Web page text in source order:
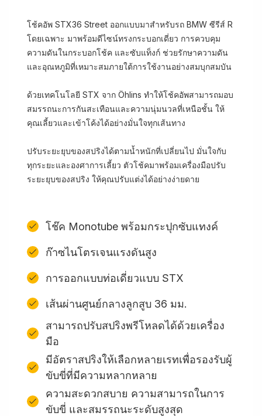
โช้คอัพ STX36 Street ออกแบบมาสำหรับรถ BMW ซีรีส์ R
โดยเฉพาะ มาพร้อมดีไซน์ทรงกระบอกเดี่ยว การควบคุม
ความดันในกระบอกโช้ค และซับแท็งก์ ช่วยรักษาความดัน
และอุณหภูมิที่เหมาะสมภายใต้การใช้งานอย่างสมบุกสมบัน
ด้วยเทคโนโลยี STX จาก Öhlins ทำให้โช้คอัพสามารถมอบ
สมรรถนะการกันสะเทือนและความนุ่มนวลที่เหนือชั้น ให้
คุณเลี้ยวและเข้าโค้งได้อย่างมั่นใจทุกเส้นทาง
ปรับระยะยุบของสปริงได้ตามน้ำหนักที่เปลี่ยนไป มั่นใจกับ
ทุกระยะและองศาการเลี้ยว ตัวโช้คมาพร้อมเครื่องมือปรับ
ระยะยุบของสปริง ให้คุณปรับแต่งได้อย่างง่ายดาย
โช๊ค Monotube พร้อมกระปุกซับแทงค์
ก๊าซไนโตรเจนแรงดันสูง
การออกแบบท่อเดี่ยวแบบ STX
เส้นผ่านศูนย์กลางลูกสูบ 36 มม.
สามารถปรับสปริงพรีโหลดได้ด้วยเครื่อง
มือ
มีอัตราสปริงให้เลือกหลายเรทเพื่อรองรับผู้
ขับขี่ที่มีความหลากหลาย
ความสะดวกสบาย ความสามารถในการ
ขับขี่ และสมรรถนะระดับสูงสุด